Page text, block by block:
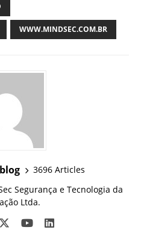
WWW.MINDSEC.COM.BR
3696 Articles
Segurança e Tecnologia da
Ltda.